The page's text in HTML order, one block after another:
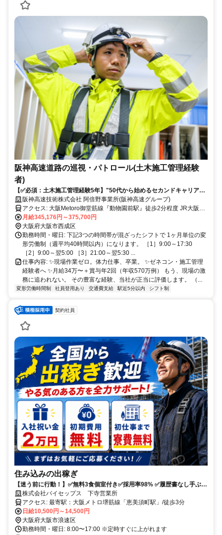
阪神高速道路の巡視・パトロール(土木施工管理経験
者)
【✅必須：土木施工管理経験5年】"50代から始めるセカンドキャリア"✨
夜勤中心｜想定年収600万｜現場作業無し｜年間休日120日以上✨
阪神高速技術株式会社 阿倍野事業所(阪神高速グループ)
アクセス: 大阪Metoro御堂筋線『動物園前駅』徒歩2分程度 JR大阪環
状線『新今宮駅』徒歩5分程度
月給345,176円～375,700円
大阪府大阪市西成区
勤務時間・曜日: 下記3つの時間帯が混ざったシフトで 1ヶ月単位の変
形労働制（週平均40時間以内）になります。 ［1］9:00～17:30
［2］9:00～翌5:00 ［3］21:00～翌5:30 ...
仕事内容: ✨現場作業ゼロ。体力仕事、卒業。 ✨ゼネコン・施工管理
経験者へ ✨月給34万〜＋賞与年2回（年収570万例） もう、現場の激
務に追われない。 その豊富な経験、当社が正当に評価します。 （...
変形労働時間制 社員登用あり 交通費支給 駅近5分以内 シフト制
契約社員
住み込みの出稼ぎ
【迷う前に行動！】✅無料3食個室付き✅採用率98% ✅履歴書なし手ぶら
OK ✅移動費補助あり
株式会社バイセップス 下寺営業所
アクセス: 最寄駅：大阪メトロ堺筋線「恵美須町駅」/徒歩3分
日給10,500円～14,500円
大阪府大阪市浪速区
勤務時間・曜日: 8:00〜17:00 ※定時すぐに上がれます